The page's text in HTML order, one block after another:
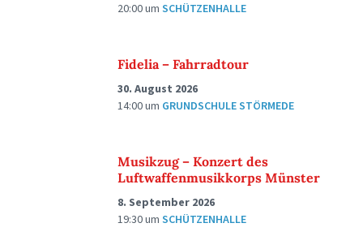
20:00um SCHÜTZENHALLE
Fidelia – Fahrradtour
30. August 2026
14:00um GRUNDSCHULE STÖRMEDE
Musikzug – Konzert des
Luftwaffenmusikkorps Münster
8. September 2026
19:30um SCHÜTZENHALLE